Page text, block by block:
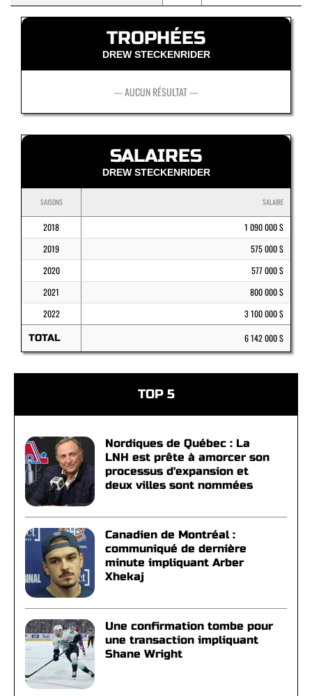
TROPHÉES
DREW STECKENRIDER
--- AUCUN RÉSULTAT ---
SALAIRES
DREW STECKENRIDER
SAISONS SALAIRE
2018
1 090 000 $
2019
575 000 $
2020
577 000 $
2021
800 000 $
2022
3 100 000 $
TOTAL 6 142 000 $
TOP 5
Nordiques de Québec : La
LNH est prête à amorcer son
processus d'expansion et
deux villes sont nommées
Canadien de Montréal :
communiqué de dernière
minute impliquant Arber
Xhekaj
Une confirmation tombe pour
une transaction impliquant
Shane Wright